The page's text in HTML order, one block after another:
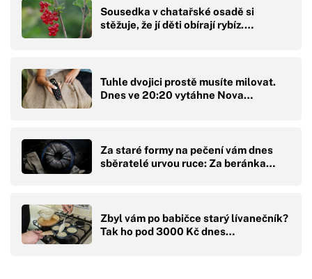
Sousedka v chatařské osadě si
stěžuje, že jí děti obírají rybíz.…
Tuhle dvojici prostě musíte milovat.
Dnes ve 20:20 vytáhne Nova…
Za staré formy na pečení vám dnes
sběratelé urvou ruce: Za beránka…
Zbyl vám po babičce starý lívanečník?
Tak ho pod 3000 Kč dnes…